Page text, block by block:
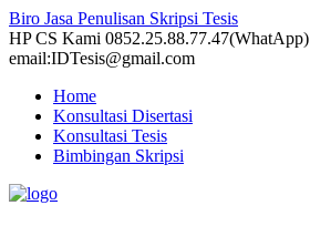
Biro Jasa Penulisan Skripsi Tesis
HP CS Kami 0852.25.88.77.47(WhatApp)
email:IDTesis@gmail.com
Home
Konsultasi Disertasi
Konsultasi Tesis
Bimbingan Skripsi